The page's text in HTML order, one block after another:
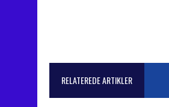
RELATEREDE ARTIKLER